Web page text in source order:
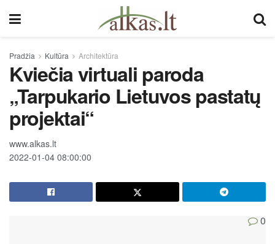
Pradžia Kultūra Architektūra
Kviečia virtuali paroda
„Tarpukario Lietuvos pastatų
projektai“
www.alkas.lt
2022-01-04 08:00:00
0